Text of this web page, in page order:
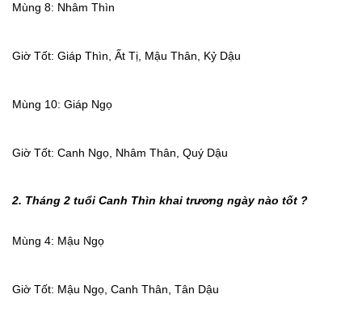
Mùng 8: Nhâm Thìn
Giờ Tốt: Giáp Thìn, Ất Tị, Mậu Thân, Kỷ Dậu
Mùng 10: Giáp Ngọ
Giờ Tốt: Canh Ngọ, Nhâm Thân, Quý Dậu
2. Tháng 2 tuổi Canh Thìn khai trương ngày nào tốt ?
Mùng 4: Mậu Ngọ
Giờ Tốt: Mậu Ngọ, Canh Thân, Tân Dậu